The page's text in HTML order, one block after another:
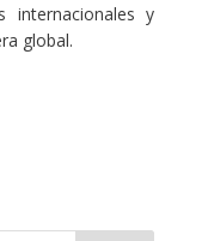
internacionales y
global.